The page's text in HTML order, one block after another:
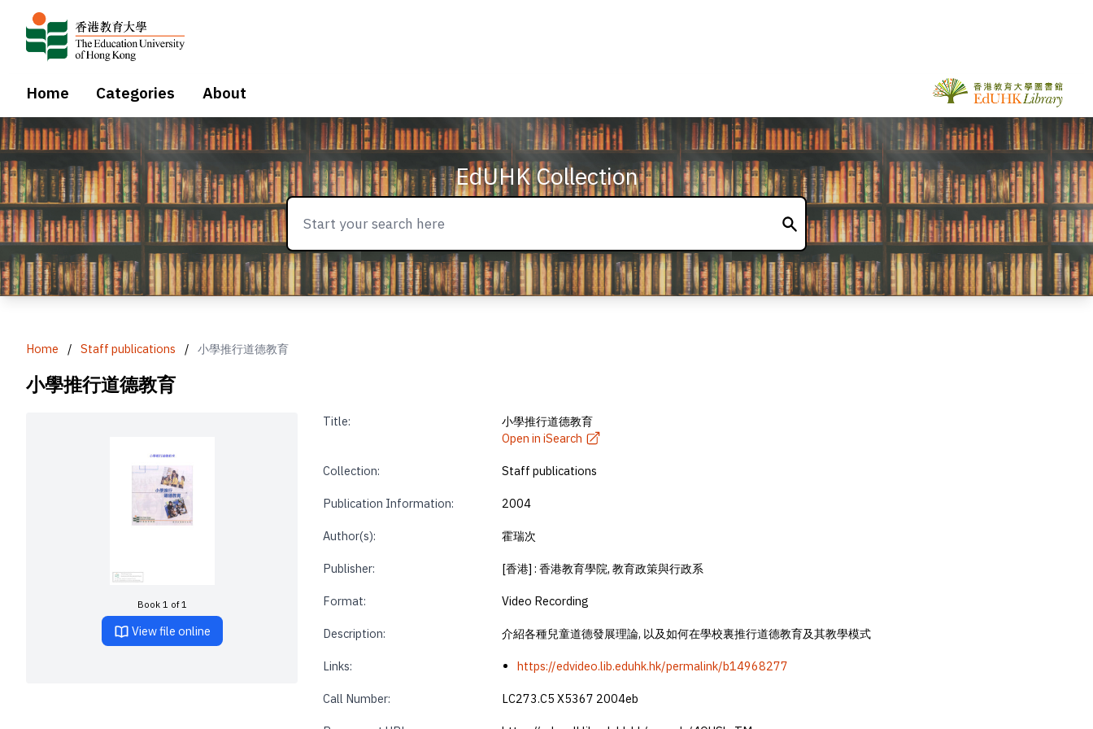
Home Categories About
EdUHK Collection
Home / Staff publications / 小學推行道德教育
小學推行道德教育
Book 1 of 1
View file online
Title:
小學推行道德教育
Open in iSearch
Collection: Staff publications
Publication Information: 2004
Author(s): 霍瑞次
Publisher: [香港] : 香港教育學院, 教育政策與行政系
Format: Video Recording
Description: 介紹各種兒童道德發展理論, 以及如何在學校裏推行道德教育及其教學模式
Links: https://edvideo.lib.eduhk.hk/permalink/b14968277
Call Number: LC273.C5 X5367 2004eb